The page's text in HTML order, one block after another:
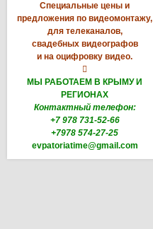
Специальные цены и
предложения по видеомонтажу,
для телеканалов,
свадебных видеографов
и на оцифровку видео.

МЫ РАБОТАЕМ В КРЫМУ И
РЕГИОНАХ
Контактный телефон:
+7 978 731-52-66
+7978 574-27-25
evpatoriatime@gmail.com